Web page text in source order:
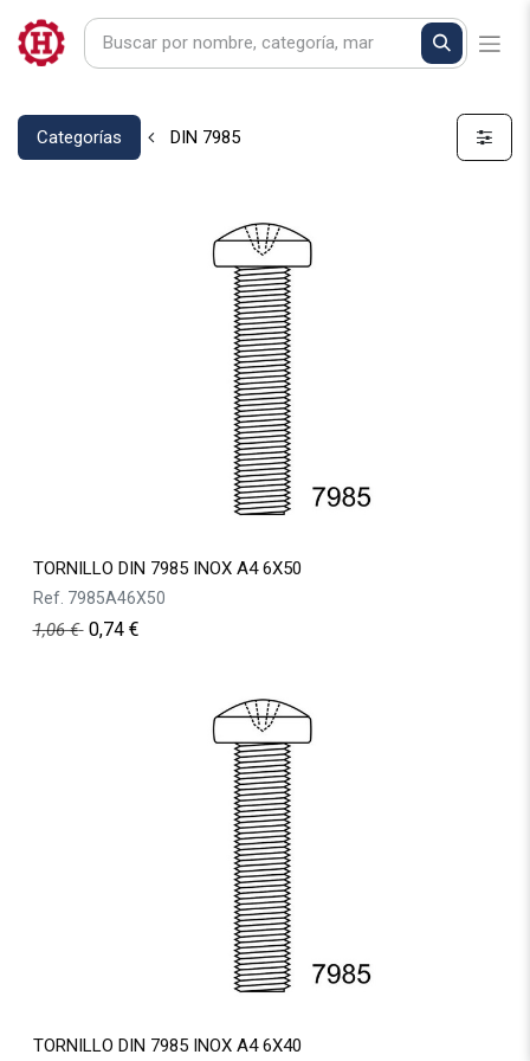
Categorías DIN 7985
TORNILLO DIN 7985 INOX A4 6X50
Ref. 7985A46X50
1,06€ 0,74€
TORNILLO DIN 7985 INOX A4 6X40